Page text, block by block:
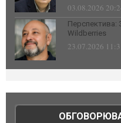
03.08.2026
Перспектива:
Wildberries
23.07.2026